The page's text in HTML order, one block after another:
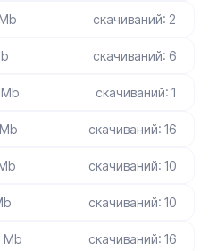
скачиваний: 2
скачиваний: 6
скачиваний: 1
скачиваний: 16
скачиваний: 10
скачиваний: 10
Mb скачиваний: 16